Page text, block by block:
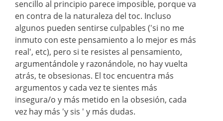
sencillo al principio parece imposible, porque va
en contra de la naturaleza del toc. Incluso
algunos pueden sentirse culpables ('si no me
inmuto con este pensamiento a lo mejor es más
real', etc), pero si te resistes al pensamiento,
argumentándole y razonándole, no hay vuelta
atrás, te obsesionas. El toc encuentra más
argumentos y cada vez te sientes más
insegura/o y más metido en la obsesión, cada
vez hay más 'y sis ' y más dudas.